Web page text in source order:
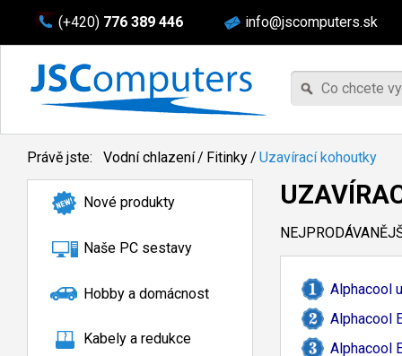
(+420) 776 389 446 info@jscomputers.sk
Právě jste: Vodní chlazení/ Fitinky/ Uzavírací kohoutky
Nové produkty
Naše PC sestavy
Hobby a domácnost
Kabely a redukce
Alphacool
Alphacool
Alphacool